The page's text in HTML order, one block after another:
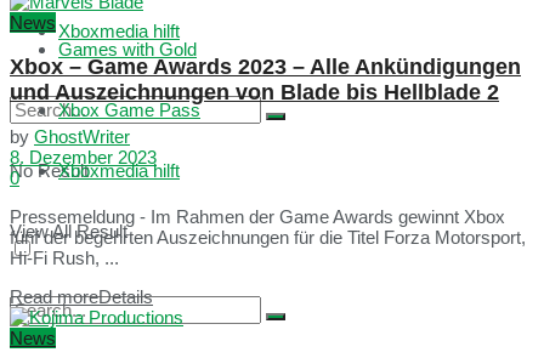
Xboxmedia hilft
No Result
View All Result
Games with Gold
Xbox Game Pass
Xboxmedia hilft
News
Xbox – Game Awards 2023 – Alle Ankündigungen
und Auszeichnungen von Blade bis Hellblade 2
by GhostWriter
8. Dezember 2023
0
Pressemeldung - Im Rahmen der Game Awards gewinnt Xbox
fünf der begehrten Auszeichnungen für die Titel Forza Motorsport,
Hi-Fi Rush, ...
Read moreDetails
News